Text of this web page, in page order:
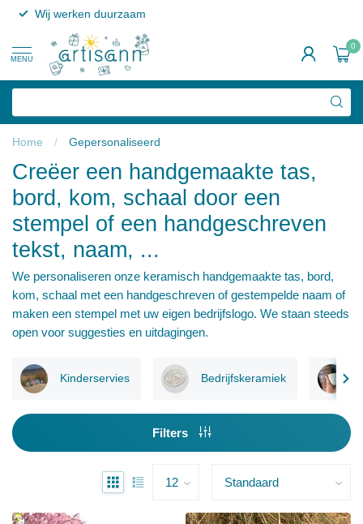
Wij werken duurzaam
MENU
0
Home / Gepersonaliseerd
Creëer een handgemaakte tas,
bord, kom, schaal door een
stempel of een handgeschreven
tekst, naam, ...
We personaliseren onze keramisch handgemaakte tas, bord,
kom, schaal met een handgeschreven of gestempelde naam of
maken een stempel met uw eigen bedrijfslogo. We staan steeds
open voor suggesties en uitdagingen.
Kinderservies Bedrijfskeramiek
Filters